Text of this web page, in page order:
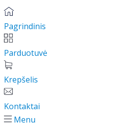
Pagrindinis
Parduotuvė
Krepšelis
Kontaktai
Menu